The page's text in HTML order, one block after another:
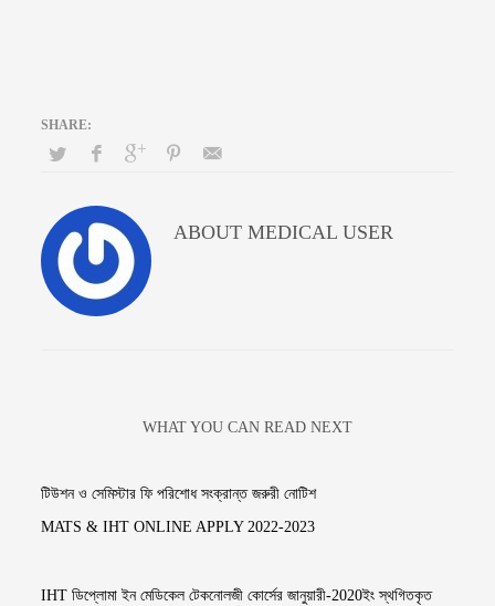
ABOUTMEDICAL USER
WHAT YOU CAN READ NEXT
টিউশন ও সেমিস্টার ফি পরিশোধ সংক্রান্ত জরুরী নোটিশ
MATS & IHT ONLINE APPLY 2022-2023
IHT ডিপ্লোমা ইন মেডিকেল টেকনোলজী কোর্সের জানুয়ারী-2020ইং স্থগিতকৃত